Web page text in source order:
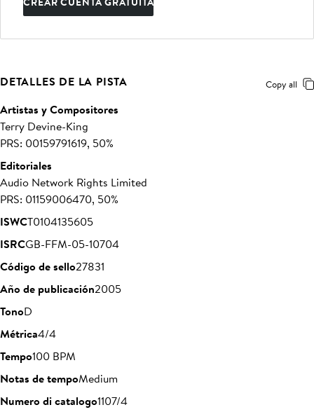
DETALLES DE LA PISTA Copy all
Artistas y Compositores
Terry Devine-King
PRS: 00159791619, 50%
Editoriales
Audio Network Rights Limited
PRS: 01159006470, 50%
ISWCT0104135605
ISRCGB-FFM-05-10704
Código de sello27831
Año de publicación2005
TonoD
Métrica4/4
Tempo100 BPM
Notas de tempoMedium
Numero di catalogo1107/4